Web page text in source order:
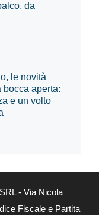
da
le novità
bocca aperta:
e un volto
- Via Nicola
Fiscale e Partita